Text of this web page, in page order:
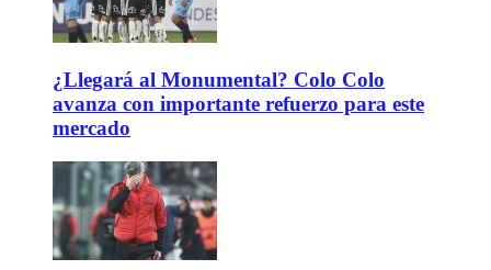
¿Llegará al Monumental? Colo Colo
avanza con importante refuerzo para este
mercado